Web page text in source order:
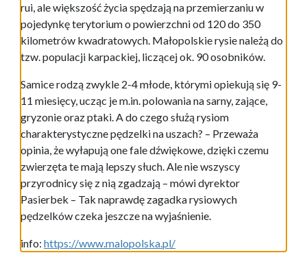
rui, ale większość życia spędzają na przemierzaniu w
pojedynkę terytorium o powierzchni od 120 do 350
kilometrów kwadratowych. Małopolskie rysie należą do
tzw. populacji karpackiej, liczącej ok. 90 osobników.
Samice rodzą zwykle 2-4 młode, którymi opiekują się 9-
11 miesięcy, ucząc je m.in. polowania na sarny, zające,
gryzonie oraz ptaki. A do czego służą rysiom
charakterystyczne pędzelki na uszach? – Przeważa
opinia, że wyłapują one fale dźwiękowe, dzięki czemu
zwierzęta te mają lepszy słuch. Ale nie wszyscy
przyrodnicy się z nią zgadzają – mówi dyrektor
Pasierbek – Tak naprawdę zagadka rysiowych
pędzelków czeka jeszcze na wyjaśnienie.
info: https://www.malopolska.pl/